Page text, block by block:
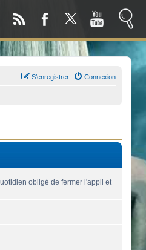
Connexion
S’enregistrer
obligé de fermer l'appli et